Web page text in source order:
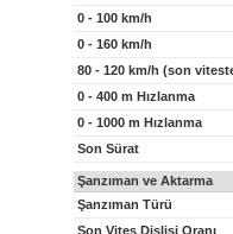
0 - 100 km/h
0 - 160 km/h
80 - 120 km/h (son
0 - 400 m Hızlanma
0 - 1000 m Hızlanma
Son Sürat
Şanzıman ve Aktarma
Şanzıman Türü
Son Vites Dişlisi Oranı